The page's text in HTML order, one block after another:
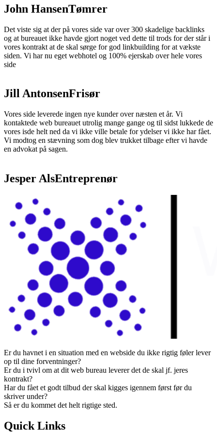
John HansenTømrer
Det viste sig at der på vores side var over 300 skadelige backlinks
og at bureauet ikke havde gjort noget ved dette til trods for der står i
vores kontrakt at de skal sørge for god linkbuilding for at vækste
siden. Vi har nu eget webhotel og 100% ejerskab over hele vores
side
Jill AntonsenFrisør
Vores side leverede ingen nye kunder over næsten et år. Vi
kontaktede web bureauet utrolig mange gange og til sidst lukkede de
vores isde helt ned da vi ikke ville betale for ydelser vi ikke har fået.
Vi modtog en stævning som dog blev trukket tilbage efter vi havde
en advokat på sagen.
Jesper AlsEntreprenør
Er du havnet i en situation med en webside du ikke rigtig føler lever
op til dine forventninger?
Er du i tvivl om at dit web bureau leverer det de skal jf. jeres
kontrakt?
Har du fået et godt tilbud der skal kigges igennem først før du
skriver under?
Så er du kommet det helt rigtige sted.
Quick Links